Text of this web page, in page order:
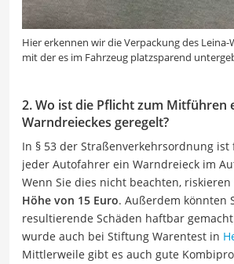
Hier erkennen wir die Verpackung des Leina-
mit der es im Fahrzeug platzsparend
2. Wo ist die Pflicht zum Mitführen
Warndreieckes geregelt?
In § 53 der Straßenverkehrsordnung ist
jeder Autofahrer ein Warndreieck im
Wenn Sie dies nicht beachten, riskieren
Höhe von 15 Euro. Außerdem könnten
resultierende Schäden haftbar
wurde auch bei Stiftung Warentest in
Mittlerweile gibt es auch gute